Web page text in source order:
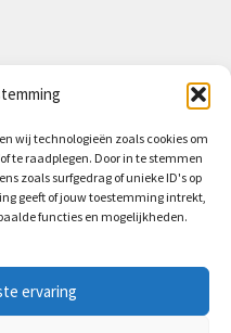
wij technologieën zoals cookies om
te raadplegen. Door in te stemmen
zoals surfgedrag of unieke ID's op
geeft of jouw toestemming intrekt,
functies en mogelijkheden.
ervaring